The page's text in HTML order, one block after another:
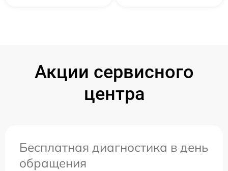
Акции сервисного
центра
Бесплатная диагностика в день
обращения